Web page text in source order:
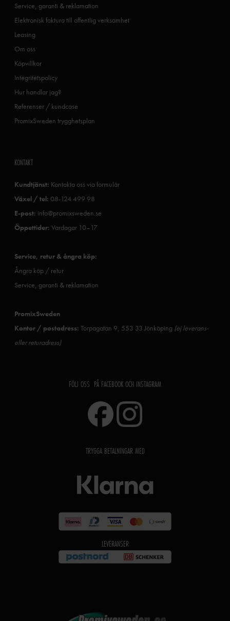
Service, garanti & reklamation
Elektronisk faktura till offentlig verksamhet
Leasing
Om oss
Köpvillkor
Integritetspolicy
Hur handlar jag?
Referenser / kundcase
PromixSweden trygghetsplan
KONTAKT
Kundtjänst: Kontakta oss via formulär
Växel / tel: 08-124 499 98
E-post: info@promixsweden.se
Öppettider: Vardagar 10–17
Service, retur & ångra köp:
Ångra köp / retur
Service, garanti & reklamation
PromixSweden
Kontor / postadress: Torpagatan 9, 553 33 Jönköping (ej leverans-
eller returadress)
FÖLJ OSS PÅ FACEBOOK OCH INSTAGRAM
TRYGGA BETALNINGAR MED
LEVERANSER